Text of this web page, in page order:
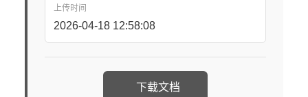
上传时间
2026-04-18 12:58:08
下载文档